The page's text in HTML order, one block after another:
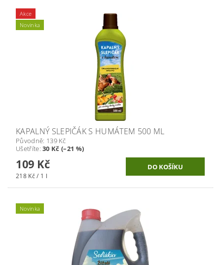
Akce
Novinka
KAPALNÝ SLEPIČÁK S HUMÁTEM 500 ML
Původně: 139 Kč
Ušetříte:30 Kč (–21 %)
109 Kč
218 Kč / 1 l
Novinka